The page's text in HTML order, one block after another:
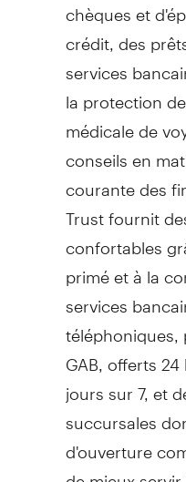
crédit, des
services
la protection
médicale de
conseils en
courante des
Trust fournit
confortables
primé et à la
services
GAB, offerts
jours sur 7, et
succursales
d'ouverture
de mieux